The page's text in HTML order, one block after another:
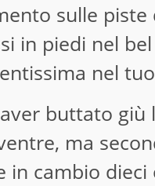
sulle piste
in piedi nel
nel
buttato
ma
cambio